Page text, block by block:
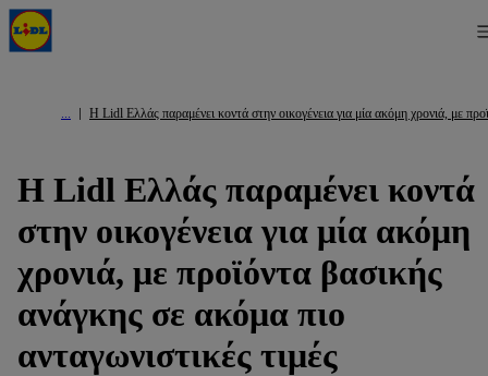
Η Lidl Ελλάς παραμένει κοντά στην οικογένεια για μία ακόμη χρονιά, με
Η Lidl Ελλάς παραμένει κοντά
στην οικογένεια για μία ακόμη
χρονιά, με προϊόντα βασικής
ανάγκης σε ακόμα πιο
ανταγωνιστικές τιμές